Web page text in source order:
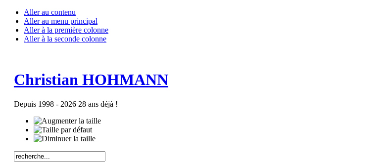
Aller au contenu
Aller au menu principal
Aller à la première colonne
Aller à la seconde colonne
Christian HOHMANN
Depuis 1998 - 2026 28 ans déjà !